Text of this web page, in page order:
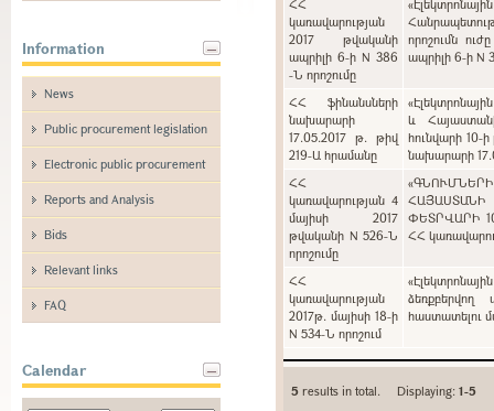
Information
News
Public procurement legislation
Electronic public procurement
Reports and Analysis
Bids
Relevant links
FAQ
Calendar
ՀՀ
կառավարության
2017 թվականի
ապրիլի 6-ի N 386
-Ն որոշումը
որոշումն
ապրիլի 6-ի N
ՀՀ ֆինանսների
նախարարի
17.05.2017 թ. թիվ
219-Ա հրամանը
և
հունվարի 10-
նախարարի
ՀՀ
կառավարության 4
մայիսի 2017
թվականի N 526-Ն
որոշումը
ՓԵՏՐՎԱՐԻ
ՀՀ
ՀՀ
կառավարության
2017թ. մայիսի 18-ի
N 534-Ն որոշում
ձեռքբերվող
հաստատելու
5 results in total. Displaying:1-5